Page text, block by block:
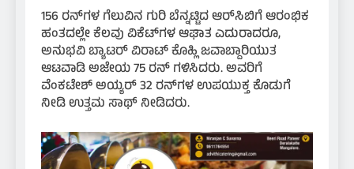
156 ರನ್‌ಗಳ ಗೆಲುವಿನ ಗುರಿ ಬೆನ್ನಟ್ಟಿದ ಆರ್‌ಸಿಬಿಗೆ ಆರಂಭಿಕ
ಹಂತದಲ್ಲೇ ಕೆಲವು ವಿಕೆಟ್‌ಗಳ ಆಘಾತ ಎದುರಾದರೂ,
ಅನುಭವಿ ಬ್ಯಾಟರ್ ವಿರಾಟ್ ಕೊಹ್ಲಿ ಜವಾಬ್ದಾರಿಯುತ
ಆಟವಾಡಿ ಅಜೇಯ 75 ರನ್ ಗಳಿಸಿದರು. ಅವರಿಗೆ
ವೆಂಕಟೇಶ್ ಅಯ್ಯರ್ 32 ರನ್‌ಗಳ ಉಪಯುಕ್ತ ಕೊಡುಗೆ
ನೀಡಿ ಉತ್ತಮ ಸಾಥ್ ನೀಡಿದರು.